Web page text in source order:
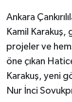
Ankara
Kamil Karakuş,
projeler ve
öne çıkan
Karakuş, yeni
Nur İnci
DÜNYA